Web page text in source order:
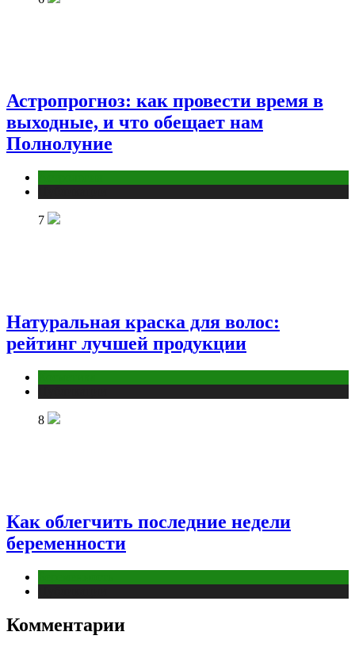
Астропрогноз: как провести время в
выходные, и что обещает нам
Полнолуние
7
Натуральная краска для волос:
рейтинг лучшей продукции
8
Как облегчить последние недели
беременности
Комментарии